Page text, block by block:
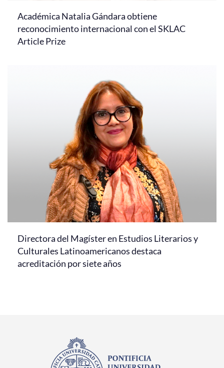
Académica Natalia Gándara obtiene
reconocimiento internacional con el SKLAC
Article Prize
Directora del Magíster en Estudios Literarios y
Culturales Latinoamericanos destaca
acreditación por siete años